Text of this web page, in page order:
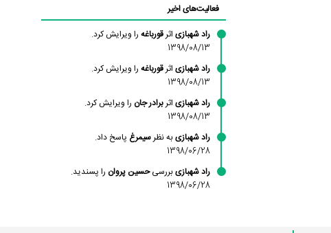
فعالیت‌های اخیر
راد شهبازیاثرقورباغهرا ویرایش کرد.
1398/08/13
راد شهبازیاثرقورباغهرا ویرایش کرد.
1398/08/13
راد شهبازیاثربرادر جان را ویرایش کرد.
1398/08/13
راد شهبازیبه نظرسیمرغ پاسخ داد.
1398/06/28
راد شهبازیبررسیحسین پروان را پسندید.
1398/06/28